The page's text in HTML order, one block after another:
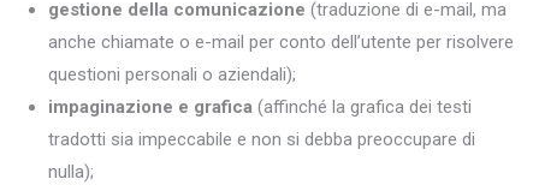
gestione della comunicazione (traduzione di e-mail, ma
anche chiamate o e-mail per conto dell’utente per risolvere
questioni personali o aziendali);
impaginazione e grafica (affinché la grafica dei testi
tradotti sia impeccabile e non si debba preoccupare di
nulla);